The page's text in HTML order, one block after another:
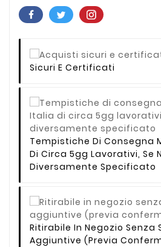
Sicuri E Certificati
Tempistiche Di Consegna
Di Circa 5gg Lavorativi, Se
Diversamente Specificato
Ritirabile In Negozio Senza
Aggiuntive (previa